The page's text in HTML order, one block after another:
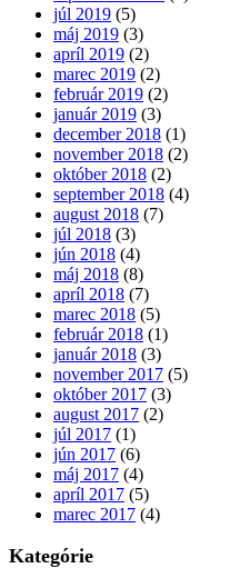
júl 2019 (5)
máj 2019 (3)
apríl 2019 (2)
marec 2019 (2)
február 2019 (2)
január 2019 (3)
december 2018 (1)
november 2018 (2)
október 2018 (2)
september 2018 (4)
august 2018 (7)
júl 2018 (3)
jún 2018 (4)
máj 2018 (8)
apríl 2018 (7)
marec 2018 (5)
február 2018 (1)
január 2018 (3)
november 2017 (5)
október 2017 (3)
august 2017 (2)
júl 2017 (1)
jún 2017 (6)
máj 2017 (4)
apríl 2017 (5)
marec 2017 (4)
Kategórie